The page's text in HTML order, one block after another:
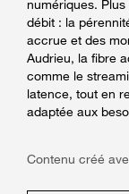
numériques.
débit : la
accrue et des
Audrieu, la fibre
comme le
latence, tout en
adaptée aux
Contenu créé